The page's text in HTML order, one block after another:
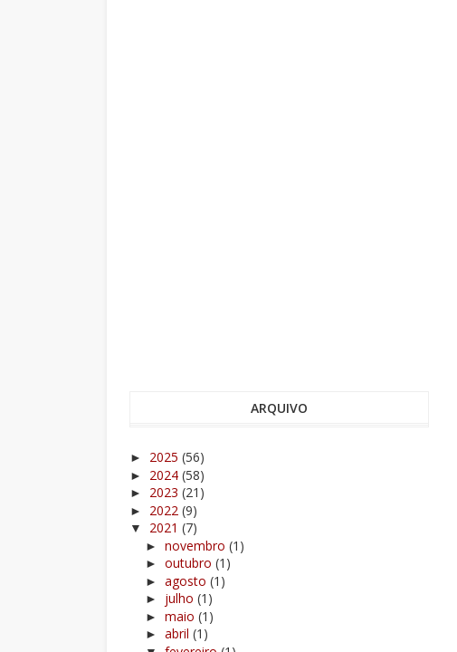
ARQUIVO
► 2025 (56)
► 2024 (58)
► 2023 (21)
► 2022 (9)
▼ 2021 (7)
► novembro (1)
► outubro (1)
► agosto (1)
► julho (1)
► maio (1)
► abril (1)